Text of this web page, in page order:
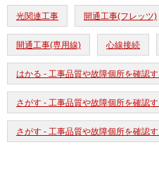
光関連工事 開通工事(フレッツ)
開通工事(専用線) 心線接続
はかる - 工事品質や故障個所を確認
さがす - 工事品質や故障個所を確認
さがす - 工事品質や故障個所を確認